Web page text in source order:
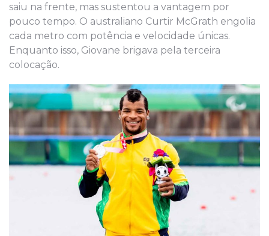
saiu na frente, mas sustentou a vantagem por
pouco tempo. O australiano Curtir McGrath engolia
cada metro com potência e velocidade únicas.
Enquanto isso, Giovane brigava pela terceira
colocação.